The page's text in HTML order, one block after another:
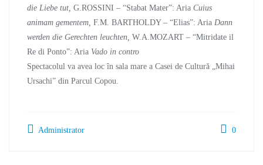
die Liebe tut, G.ROSSINI – “Stabat Mater”: Aria Cuius
animam gementem, F.M. BARTHOLDY – “Elias”: Aria Dann
werden die Gerechten leuchten, W.A.MOZART – “Mitridate il
Re di Ponto”: Aria Vado in contro
Spectacolul va avea loc în sala mare a Casei de Cultură „Mihai
Ursachi” din Parcul Copou.
Administrator 0